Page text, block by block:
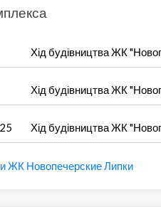
Хід будівництва ЖК
Хід будівництва ЖК
Хід будівництва ЖК
ЖК Новопечерские Липки